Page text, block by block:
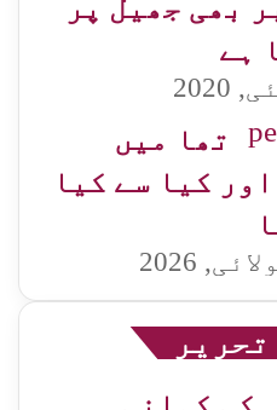
بھی جھیل پر
ہے
تھا میں
کیا سے کیا